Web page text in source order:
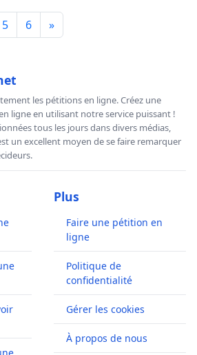
5 6 »
les pétitions en ligne. Créez une
ligne en utilisant notre service puissant !
tous les jours dans divers médias,
un excellent moyen de se faire remarquer
Plus
Faire une pétition en
ligne
Politique de
confidentialité
Gérer les cookies
À propos de nous